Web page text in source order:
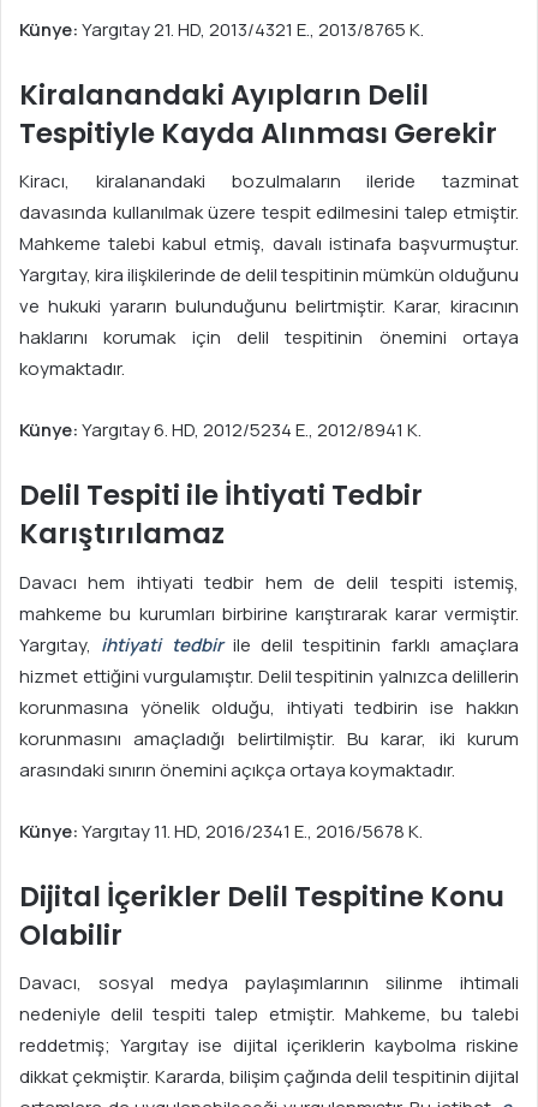
Künye:Yargıtay 21. HD, 2013/4321 E., 2013/8765 K.
Kiralanandaki Ayıpların Delil
Tespitiyle Kayda Alınması Gerekir
Kiracı, kiralanandaki bozulmaların ileride tazminat
davasında kullanılmak üzere tespit edilmesini talep etmiştir.
Mahkeme talebi kabul etmiş, davalı istinafa başvurmuştur.
Yargıtay, kira ilişkilerinde de delil tespitinin mümkün olduğunu
ve hukuki yararın bulunduğunu belirtmiştir. Karar, kiracının
haklarını korumak için delil tespitinin önemini ortaya
koymaktadır.
Künye:Yargıtay 6. HD, 2012/5234 E., 2012/8941 K.
Delil Tespiti ile İhtiyati Tedbir
Karıştırılamaz
Davacı hem ihtiyati tedbir hem de delil tespiti istemiş,
mahkeme bu kurumları birbirine karıştırarak karar vermiştir.
Yargıtay, ihtiyati tedbirile delil tespitinin farklı amaçlara
hizmet ettiğini vurgulamıştır. Delil tespitinin yalnızca delillerin
korunmasına yönelik olduğu, ihtiyati tedbirin ise hakkın
korunmasını amaçladığı belirtilmiştir. Bu karar, iki kurum
arasındaki sınırın önemini açıkça ortaya koymaktadır.
Künye:Yargıtay 11. HD, 2016/2341 E., 2016/5678 K.
Dijital İçerikler Delil Tespitine Konu
Olabilir
Davacı, sosyal medya paylaşımlarının silinme ihtimali
nedeniyle delil tespiti talep etmiştir. Mahkeme, bu talebi
reddetmiş; Yargıtay ise dijital içeriklerin kaybolma riskine
dikkat çekmiştir. Kararda, bilişim çağında delil tespitinin dijital